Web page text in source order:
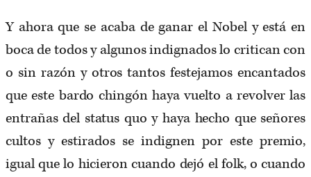
Y ahora que se acaba de ganar el Nobel y está en
boca de todos y algunos indignados lo critican con
o sin razón y otros tantos festejamos encantados
que este bardo chingón haya vuelto a revolver las
entrañas del status quo y haya hecho que señores
cultos y estirados se indignen por este premio,
igual que lo hicieron cuando dejó el folk, o cuando